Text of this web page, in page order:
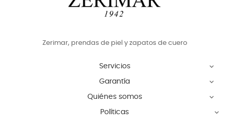
Zerimar, prendas de piel y zapatos de cuero
Servicios 
Garantía 
Quiénes somos 
Políticas 